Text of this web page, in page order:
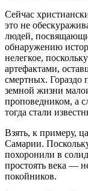
Сейчас
это не
людей,
обнаружению
нелегкое,
артефактами,
смертных. Гораздо
земной жизни
проповедником, а
тогда стали
Взять, к примеру,
Самарии.
похоронили в
простоять века —
покойников.